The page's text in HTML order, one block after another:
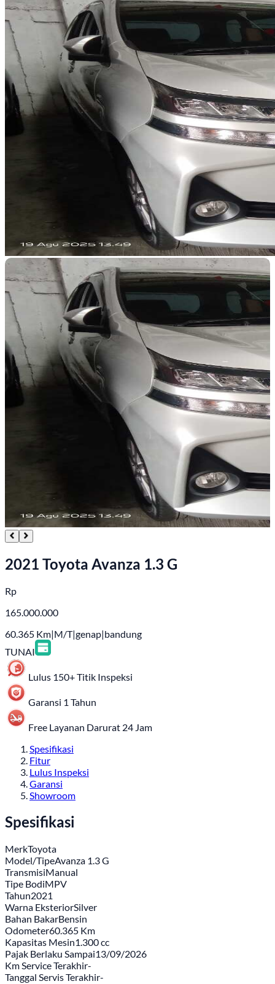
2021 Toyota Avanza 1.3 G
Rp
165.000.000
60.365 Km|M/T|genap|bandung
TUNAI
Lulus 150+ Titik Inspeksi
Garansi 1 Tahun
Free Layanan Darurat 24 Jam
Spesifikasi
Fitur
Lulus Inspeksi
Garansi
Showroom
Spesifikasi
MerkToyota
Model/TipeAvanza 1.3 G
TransmisiManual
Tipe BodiMPV
Tahun2021
Warna EksteriorSilver
Bahan BakarBensin
Odometer60.365 Km
Kapasitas Mesin1.300 cc
Pajak Berlaku Sampai13/09/2026
Km Service Terakhir-
Tanggal Servis Terakhir-